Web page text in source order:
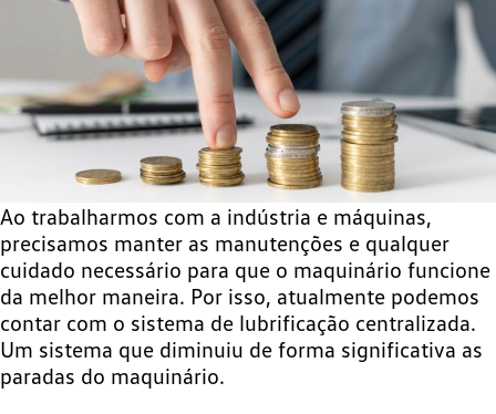
Ao trabalharmos com a indústria e máquinas,
precisamos manter as manutenções e qualquer
cuidado necessário para que o maquinário funcione
da melhor maneira. Por isso, atualmente podemos
contar com o sistema de lubrificação centralizada.
Um sistema que diminuiu de forma significativa as
paradas do maquinário.